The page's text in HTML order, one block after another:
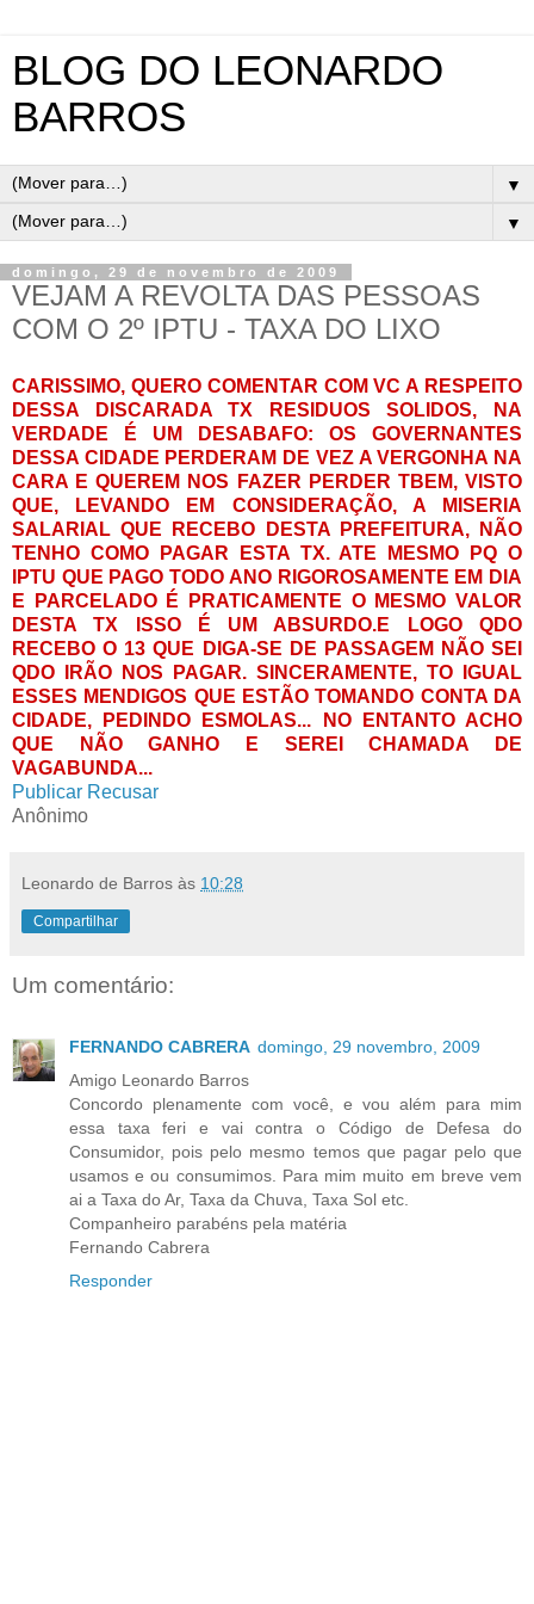
BLOG DO LEONARDO
BARROS
▼
▼
domingo, 29 de novembro de 2009
VEJAM A REVOLTA DAS PESSOAS
COM O 2º IPTU - TAXA DO LIXO
CARISSIMO, QUERO COMENTAR COM VC A RESPEITO
DESSA DISCARADA TX RESIDUOS SOLIDOS, NA
VERDADE É UM DESABAFO: OS GOVERNANTES
DESSA CIDADE PERDERAM DE VEZ A VERGONHA NA
CARA E QUEREM NOS FAZER PERDER TBEM, VISTO
QUE, LEVANDO EM CONSIDERAÇÃO, A MISERIA
SALARIAL QUE RECEBO DESTA PREFEITURA, NÃO
TENHO COMO PAGAR ESTA TX. ATE MESMO PQ O
IPTU QUE PAGO TODO ANO RIGOROSAMENTE EM DIA
E PARCELADO É PRATICAMENTE O MESMO VALOR
DESTA TX ISSO É UM ABSURDO.E LOGO QDO
RECEBO O 13 QUE DIGA-SE DE PASSAGEM NÃO SEI
QDO IRÃO NOS PAGAR. SINCERAMENTE, TO IGUAL
ESSES MENDIGOS QUE ESTÃO TOMANDO CONTA DA
CIDADE, PEDINDO ESMOLAS... NO ENTANTO ACHO
QUE NÃO GANHO E SEREI CHAMADA DE
VAGABUNDA...
Publicar Recusar
Anônimo
Leonardo de Barros às 10:28
Compartilhar
Um comentário:
FERNANDO CABRERA domingo, 29 novembro, 2009
Amigo Leonardo Barros
Concordo plenamente com você, e vou além para mim
essa taxa feri e vai contra o Código de Defesa do
Consumidor, pois pelo mesmo temos que pagar pelo que
usamos e ou consumimos. Para mim muito em breve vem
ai a Taxa do Ar, Taxa da Chuva, Taxa Sol etc.
Companheiro parabéns pela matéria
Fernando Cabrera
Responder